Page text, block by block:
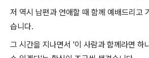
저 역시 남편과 연애할 때 함께 예배드리고
습니다.
그 시간을 지나면서 '이 사람과 함께라면 하